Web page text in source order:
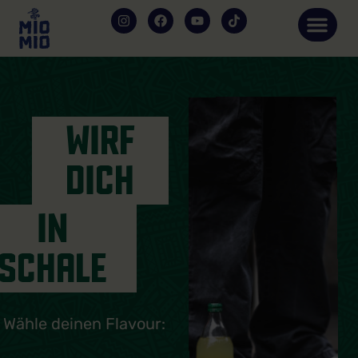
WIRF
DICH
IN
Wähle deinen Flavour: